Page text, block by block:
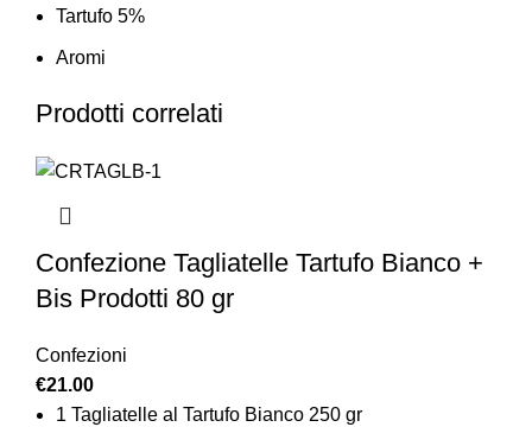
Tartufo 5%
Aromi
Prodotti correlati
Confezione Tagliatelle Tartufo Bianco +
Bis Prodotti 80 gr
Confezioni
€21.00
1 Tagliatelle al Tartufo Bianco 250 gr